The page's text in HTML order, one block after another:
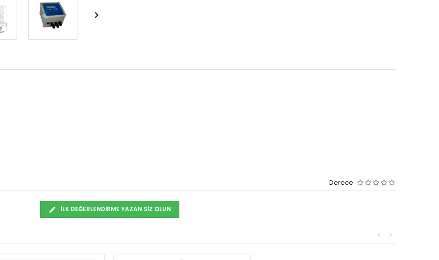

Derece
İLK DEĞERLENDIRME YAZAN SIZ OLUN
>
<